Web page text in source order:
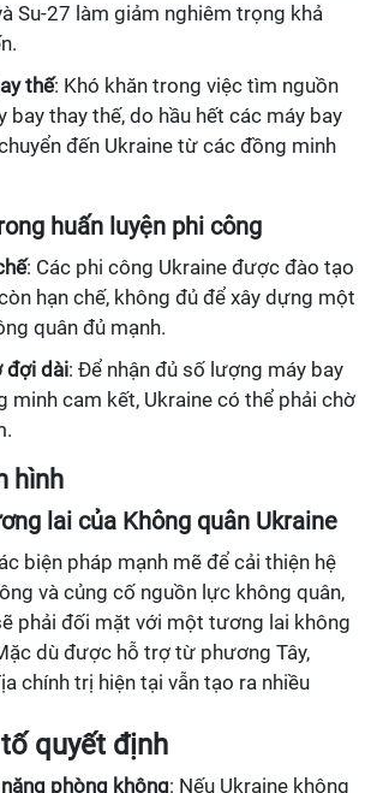
Su-27 làm giảm nghiêm trọng khả
thế: Khó khăn trong việc tìm nguồn
bay thay thế, do hầu hết các máy bay
đến Ukraine từ các đồng minh
huấn luyện phi công
: Các phi công Ukraine được đào tạo
hạn chế, không đủ để xây dựng một
quân đủ mạnh.
đợi dài: Để nhận đủ số lượng máy bay
minh cam kết, Ukraine có thể phải chờ
hình
lai của Không quân Ukraine
biện pháp mạnh mẽ để cải thiện hệ
và củng cố nguồn lực không quân,
phải đối mặt với một tương lai không
dù được hỗ trợ từ phương Tây,
chính trị hiện tại vẫn tạo ra nhiều
quyết định
phòng không: Nếu Ukraine không